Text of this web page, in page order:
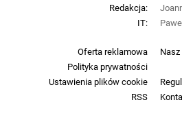
Oferta reklamowa
Polityka prywatności
Ustawienia plików cookie
RSS
Redakcja:
IT: